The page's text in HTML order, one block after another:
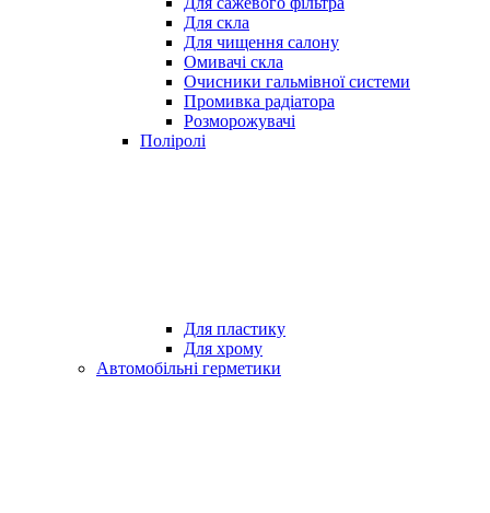
Для скла
Для чищення салону
Омивачі скла
Очисники гальмівної системи
Промивка радіатора
Розморожувачі
Поліролі
Для пластику
Для хрому
Автомобільні герметики